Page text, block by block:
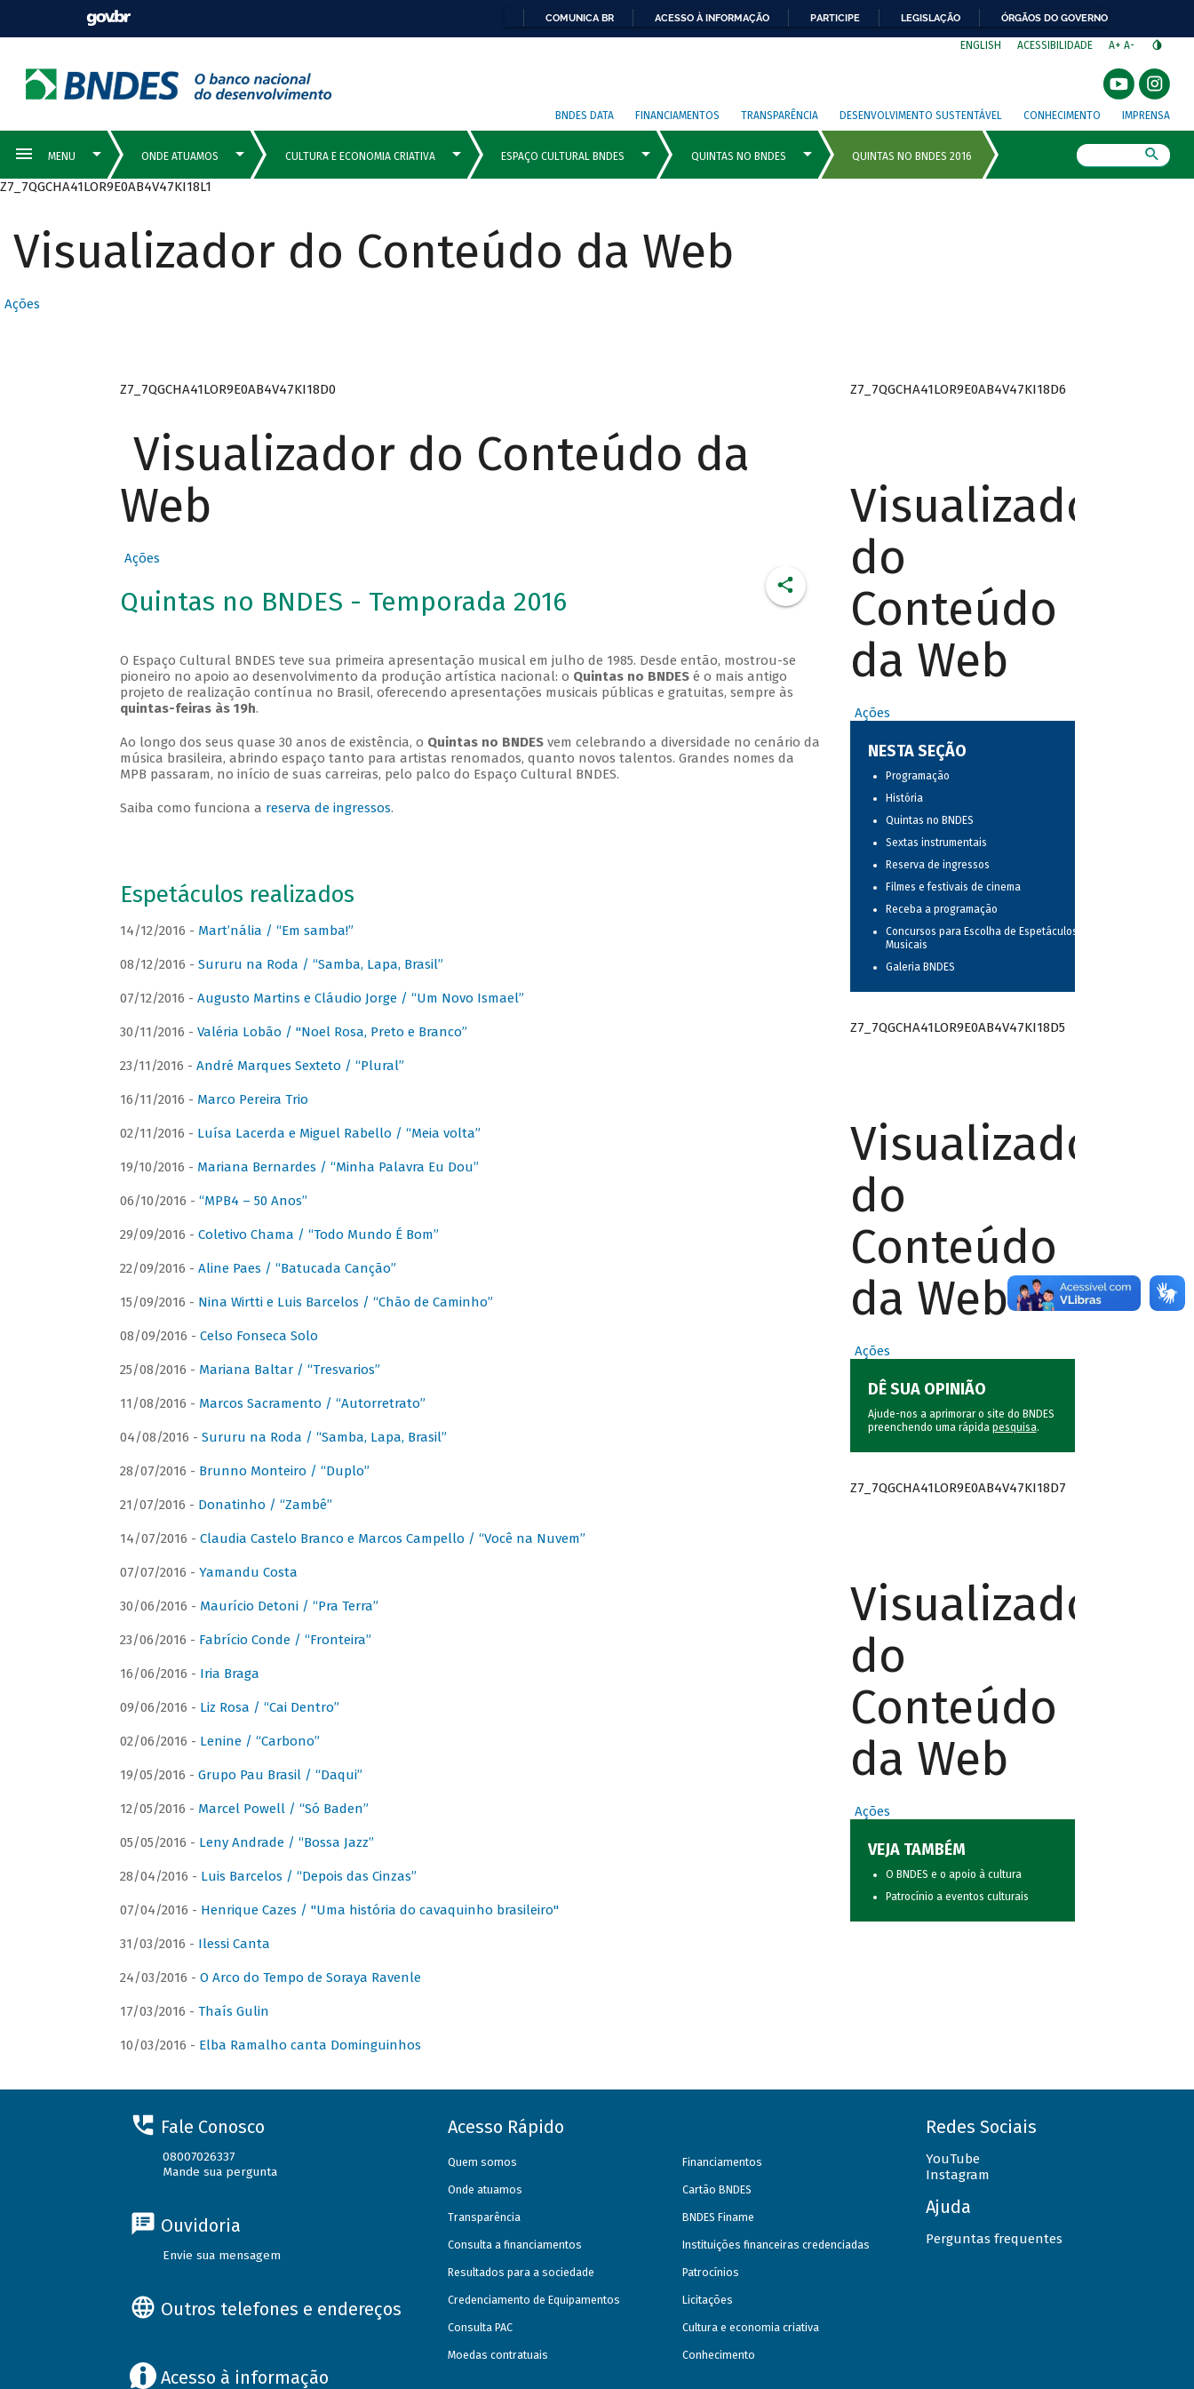
COMUNICA BR ACESSO À INFORMAÇÃO PARTICIPE LEGISLAÇÃO ÓRGÃOS DO GOVERNO
ENGLISH ACESSIBILIDADE A+ A-
BNDES DATA FINANCIAMENTOS TRANSPARÊNCIA DESENVOLVIMENTO SUSTENTÁVEL CONHECIMENTO IMPRENSA
Z7_7QGCHA41LOR9E0AB4V47KI18L1
Visualizador do Conteúdo da Web
Ações
Z7_7QGCHA41LOR9E0AB4V47KI18D0
Visualizador do Conteúdo da
Web
Ações
Quintas no BNDES - Temporada 2016
O Espaço Cultural BNDES teve sua primeira apresentação musical em julho de 1985. Desde então, mostrou-se
pioneiro no apoio ao desenvolvimento da produção artística nacional: o Quintas no BNDESé o mais antigo
projeto de realização contínua no Brasil, oferecendo apresentações musicais públicas e gratuitas, sempre às
quintas-feiras às 19h.
Ao longo dos seus quase 30 anos de existência, o Quintas no BNDESvem celebrando a diversidade no cenário da
música brasileira, abrindo espaço tanto para artistas renomados, quanto novos talentos. Grandes nomes da
MPB passaram, no início de suas carreiras, pelo palco do Espaço Cultural BNDES.
Saiba como funciona a reserva de ingressos.
Espetáculos realizados
14/12/2016 - Mart’nália / “Em samba!”
08/12/2016 - Sururu na Roda / “Samba, Lapa, Brasil”
07/12/2016 - Augusto Martins e Cláudio Jorge / “Um Novo Ismael”
30/11/2016 - Valéria Lobão / "Noel Rosa, Preto e Branco”
23/11/2016 - André Marques Sexteto / “Plural”
16/11/2016 - Marco Pereira Trio
02/11/2016 - Luísa Lacerda e Miguel Rabello / “Meia volta”
19/10/2016 - Mariana Bernardes / “Minha Palavra Eu Dou”
06/10/2016 - “MPB4 – 50 Anos”
29/09/2016 - Coletivo Chama / “Todo Mundo É Bom”
22/09/2016 - Aline Paes / “Batucada Canção”
15/09/2016 - Nina Wirtti e Luis Barcelos / “Chão de Caminho”
08/09/2016 - Celso Fonseca Solo
25/08/2016 - Mariana Baltar / “Tresvarios”
11/08/2016 - Marcos Sacramento / “Autorretrato”
04/08/2016 - Sururu na Roda / “Samba, Lapa, Brasil”
28/07/2016 - Brunno Monteiro / “Duplo”
21/07/2016 - Donatinho / “Zambê”
14/07/2016 - Claudia Castelo Branco e Marcos Campello / “Você na Nuvem”
07/07/2016 - Yamandu Costa
30/06/2016 - Maurício Detoni / “Pra Terra”
23/06/2016 - Fabrício Conde / “Fronteira”
16/06/2016 - Iria Braga
09/06/2016 - Liz Rosa / “Cai Dentro”
02/06/2016 - Lenine / “Carbono”
19/05/2016 - Grupo Pau Brasil / “Daqui”
12/05/2016 - Marcel Powell / “Só Baden”
05/05/2016 - Leny Andrade / “Bossa Jazz”
28/04/2016 - Luis Barcelos / “Depois das Cinzas”
07/04/2016 - Henrique Cazes / "Uma história do cavaquinho brasileiro"
31/03/2016 - Ilessi Canta
24/03/2016 - O Arco do Tempo de Soraya Ravenle
17/03/2016 - Thaís Gulin
10/03/2016 - Elba Ramalho canta Dominguinhos
Z7_7QGCHA41LOR9E0AB4V47KI18D6
Visualizador
do
Conteúdo
da Web
Ações
NESTA SEÇÃO
Programação
História
Quintas no BNDES
Sextas instrumentais
Reserva de ingressos
Filmes e festivais de cinema
Receba a programação
Concursos para Escolha de Espetáculos
Musicais
Galeria BNDES
Z7_7QGCHA41LOR9E0AB4V47KI18D5
Visualizador
do
Conteúdo
da Web
Ações
DÊ SUA OPINIÃO
Ajude-nos a aprimorar o site do BNDES
preenchendo uma rápida pesquisa.
Z7_7QGCHA41LOR9E0AB4V47KI18D7
Visualizador
do
Conteúdo
da Web
Ações
VEJA TAMBÉM
O BNDES e o apoio à cultura
Patrocínio a eventos culturais
Fale Conosco
08007026337
Mande sua pergunta
Ouvidoria
Envie sua mensagem
Outros telefones e endereços
Acesso à informação
Acesso Rápido
Quem somos
Onde atuamos
Transparência
Consulta a financiamentos
Resultados para a sociedade
Credenciamento de Equipamentos
Consulta PAC
Moedas contratuais
Financiamentos
Cartão BNDES
BNDES Finame
Instituições financeiras credenciadas
Patrocínios
Licitações
Cultura e economia criativa
Conhecimento
Redes Sociais
YouTube
Instagram
Ajuda
Perguntas frequentes